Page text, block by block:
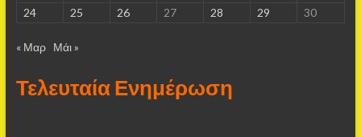
24
25 26 27 28 29 30
« Μαρ Μάι »
Τελευταία Ενημέρωση